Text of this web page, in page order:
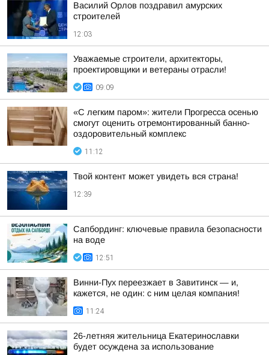
Василий Орлов поздравил амурских
строителей
12:03
Уважаемые строители, архитекторы,
проектировщики и ветераны отрасли!
09:09
«С легким паром»: жители Прогресса осенью
смогут оценить отремонтированный банно-
оздоровительный комплекс
11:12
Твой контент может увидеть вся страна!
12:39
Сапбординг: ключевые правила безопасности
на воде
12:51
Винни-Пух переезжает в Завитинск — и,
кажется, не один: с ним целая компания!
11:24
26-летняя жительница Екатеринославки
будет осуждена за использование